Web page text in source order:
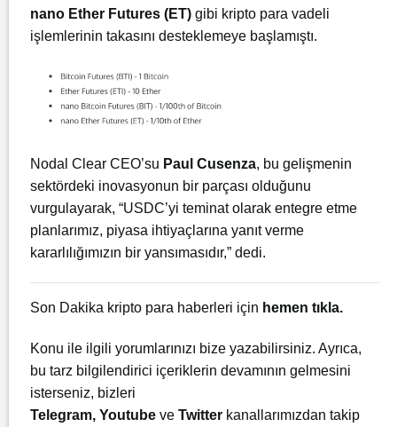
nano Ether Futures (ET) gibi kripto para vadeli
işlemlerinin takasını desteklemeye başlamıştı.
Nodal Clear CEO’su Paul Cusenza, bu gelişmenin
sektördeki inovasyonun bir parçası olduğunu
vurgulayarak, “USDC’yi teminat olarak entegre etme
planlarımız, piyasa ihtiyaçlarına yanıt verme
kararlılığımızın bir yansımasıdır,” dedi.
Son Dakika kripto para haberleri için hemen tıkla.
Konu ile ilgili yorumlarınızı bize yazabilirsiniz. Ayrıca,
bu tarz bilgilendirici içeriklerin devamının gelmesini
isterseniz, bizleri
Telegram, Youtube ve Twitter kanallarımızdan takip